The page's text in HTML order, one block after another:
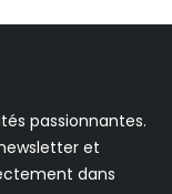
passionnantes.
et
dans